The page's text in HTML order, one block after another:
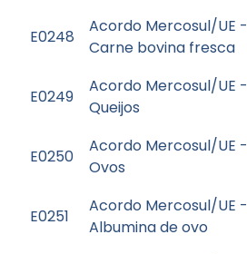
E0248
Acordo Mercosul/UE -
Carne bovina fresca
E0249
Acordo Mercosul/UE -
Queijos
E0250
Acordo Mercosul/UE -
Ovos
E0251
Acordo Mercosul/UE -
Albumina de ovo